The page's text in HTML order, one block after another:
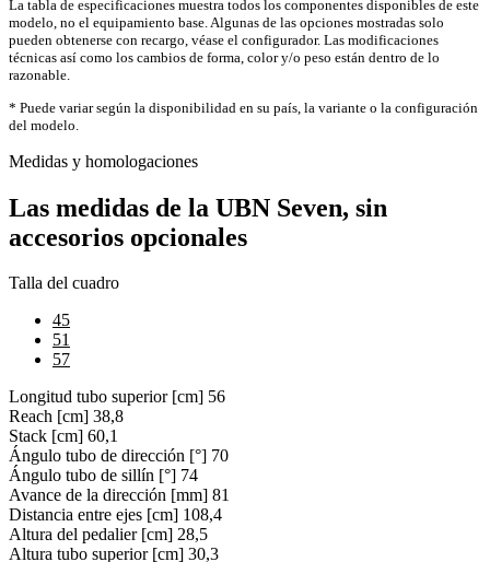
La tabla de especificaciones muestra todos los componentes disponibles de este
modelo, no el equipamiento base. Algunas de las opciones mostradas solo
pueden obtenerse con recargo, véase el configurador. Las modificaciones
técnicas así como los cambios de forma, color y/o peso están dentro de lo
razonable.
* Puede variar según la disponibilidad en su país, la variante o la configuración
del modelo.
Medidas y homologaciones
Las medidas de la UBN Seven, sin
accesorios opcionales
Talla del cuadro
45
51
57
Longitud tubo superior [cm] 56
Reach [cm] 38,8
Stack [cm] 60,1
Ángulo tubo de dirección [°] 70
Ángulo tubo de sillín [°] 74
Avance de la dirección [mm] 81
Distancia entre ejes [cm] 108,4
Altura del pedalier [cm] 28,5
Altura tubo superior [cm] 30,3